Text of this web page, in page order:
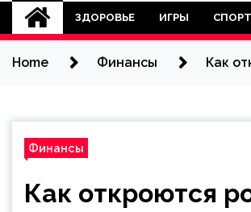
ЗДОРОВЬЕ ИГРЫ СПОРТ
Home Финансы Как
Финансы
Как откроются